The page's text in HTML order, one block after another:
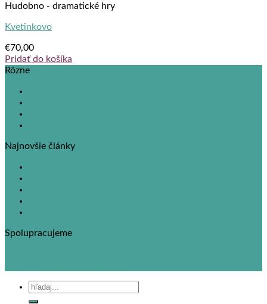
Hudobno - dramatické hry
Kvetinkovo
€70,00
Pridať do košíka
Rôzne
Najnovšie články
Spolupracujeme
Hľadať: